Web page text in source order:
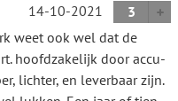
14-10-2021
3
weet ook wel dat de
hoofdzakelijk door accu-
lichter, en leverbaar zijn.